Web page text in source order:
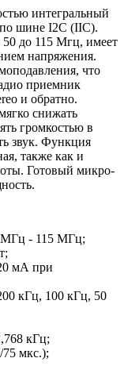
интегральный
шине I2C (IIC).
50 до 115 Мгц, имеет
напряжения.
что
приемник
и обратно.
снижать
громкостью в
звук. Функция
также как и
Готовый микро-
МГц - 115 МГц;
мА при
кГц, 100 кГц, 50
кГц;
мкс.);